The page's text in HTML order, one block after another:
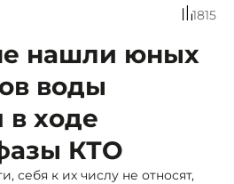
1815
нашли юных
воды
в ходе
КТО
себя к их числу не относят,